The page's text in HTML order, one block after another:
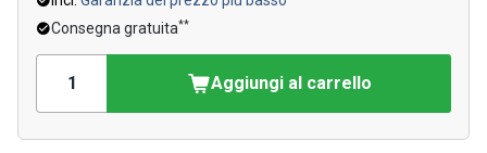
Consegna gratuita**
Aggiungi al carrello